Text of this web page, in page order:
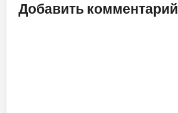
Добавить комментарий